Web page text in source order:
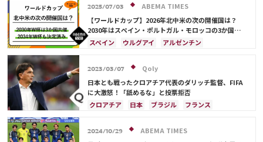
2025/07/03
ABEMA TIMES
【ワールドカップ】2026年北中米の次の開催国は？
2030年はスペイン・ポルトガル・モロッコの3か国共
催！ ウルグアイ・アルゼンチン・パラグアイでも限定
スペイン ウルグアイ
アルゼンチン
サウジアラビア
メキシコ
イングランド
日本 カナダ 韓国
セルビア
スイス
オーストラリア カタール
2023/03/07
Qoly
日本とも戦ったクロアチア代表のダリッチ監督、FIFA
に大激怒！「舐めるな」と投票拒否
クロアチア
日本 ブラジル
フランス
ベルギー
イングランド
アルゼンチン
2024/10/29
ABEMA TIMES